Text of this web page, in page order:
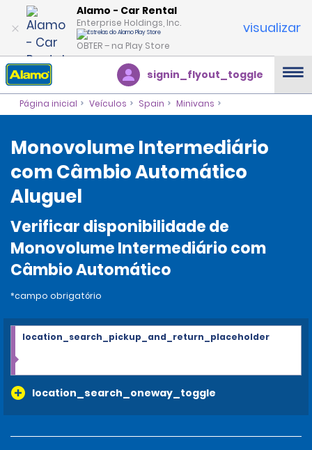
Alamo - Car Rental
Enterprise Holdings, Inc.
OBTER – na Play Store
visualizar
signin_flyout_toggle
Página inicial Veículos Spain Minivans
Monovolume Intermediário
com Câmbio Automático
Aluguel
Verificar disponibilidade de
Monovolume Intermediário com
Câmbio Automático
*campo obrigatório
location_search_oneway_toggle
location_search_pickup_and_return_placeholder